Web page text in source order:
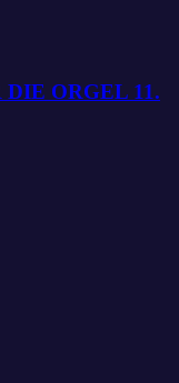
ORGEL 11.